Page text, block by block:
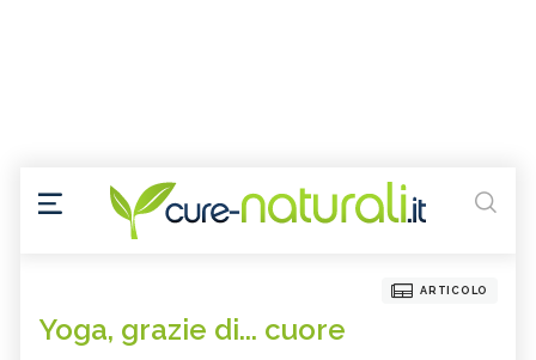
ARTICOLO
Yoga, grazie di... cuore